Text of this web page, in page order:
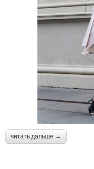
читать дальше →